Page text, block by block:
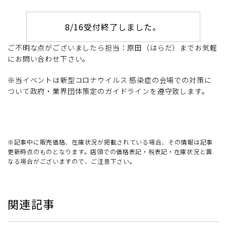
8/16受付終了しました。
ご不明な点がございましたら担当：原田（はらだ）までお気軽
にお問い合わせ下さい。
※当イベントは新型コロナウイルス 感染症の会場での対策に
ついて政府・業界団体策定のガイドラインを遵守致します。
※記事中に販売価格、在庫状況が掲載されている場合、その情報は記事
更新時点のものとなります。店頭での価格表記・税表記・在庫状況と異
なる場合がございますので、ご注意下さい。
関連記事